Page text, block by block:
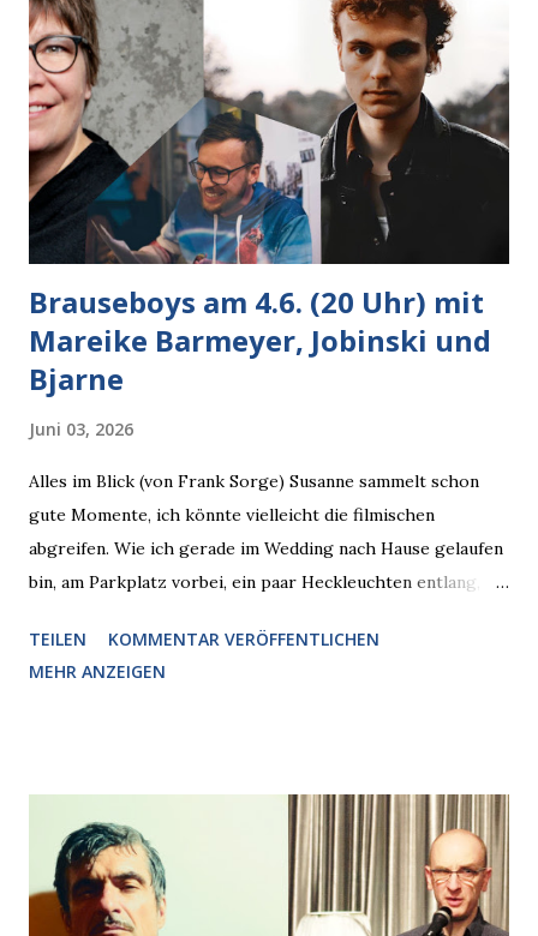
Brauseboys am 4.6. (20 Uhr) mit
Mareike Barmeyer, Jobinski und
Bjarne
Juni 03, 2026
Alles im Blick (von Frank Sorge) Susanne sammelt schon
gute Momente, ich könnte vielleicht die filmischen
abgreifen. Wie ich gerade im Wedding nach Hause gelaufen
bin, am Parkplatz vorbei, ein paar Heckleuchten entlang, als
den Blick kam, mit verlockend frisch leuchtenden
Pizzastücken. Von links pirschte sich eine Krähe an das
Krähe und ihn an, er die Krähe und mich, wir lächelten
gleichzeitig amüsiert. “Vorsicht!”, sagte ich zu ihm, “im
Wedding muss man immer aufpassen!” “Mach ich!”,
bestätigte der freundliche Nachbar, "Hab alles im Blick!”
TEILEN
KOMMENTAR VERÖFFENTLICHEN
MEHR ANZEIGEN